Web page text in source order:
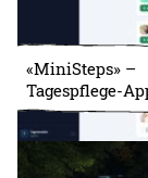
«MiniSteps» –
Tagespflege-